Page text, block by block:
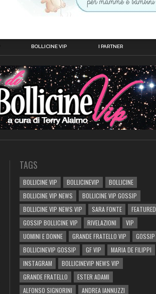
BOLLICINE VIP I PARTNER
TAGS
BOLLICINE VIP BOLLICINEVIP
BOLLICINE
BOLLICINE VIP NEWS
BOLLICINE VIP GOSSIP
BOLLICINE VIP NEWS VIP
SARA FONTE
FEATURED
GOSSIP BOLLICINE VIP
RIVELAZIONI
VIP
UOMINI E DONNE
GRANDE FRATELLO VIP
GOSSIP
BOLLICINEVIP GOSSIP
GF VIP
MARIA DE FILIPPI
INSTAGRAM
BOLLICINEVIP NEWS VIP
GRANDE FRATELLO
ESTER ADAMI
ALFONSO SIGNORINI
ANDREA IANNUZZI